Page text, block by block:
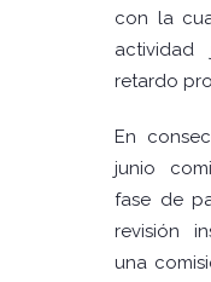
con la
retardo
En
junio
fase de
revisión
una